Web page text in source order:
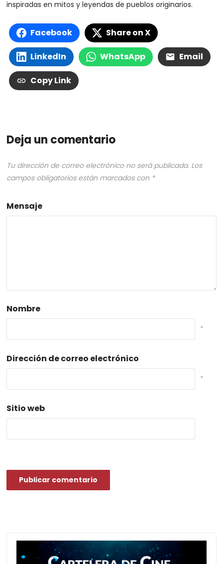
inspiradas en mitos y leyendas de pueblos originarios.
Facebook Share on X
LinkedIn WhatsApp Email
Copy Link
Deja un comentario
Tu dirección de correo electrónico no será publicada. Los
campos obligatorios están marcados con *
Mensaje
Nombre
*
Dirección de correo electrónico
*
Sitio web